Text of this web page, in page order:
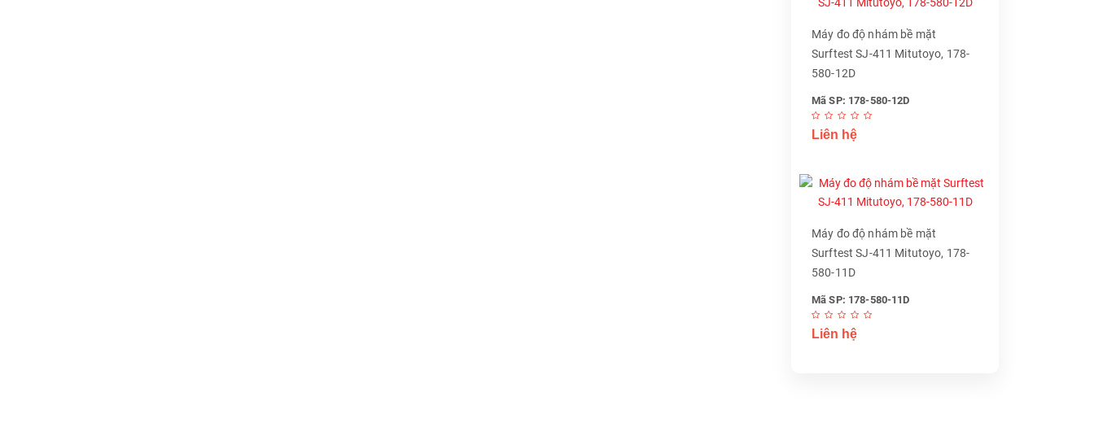
Máy đo độ nhám bề mặt
Surftest SJ-411 Mitutoyo, 178-
580-12D
Mã SP: 178-580-12D
Liên hệ
Máy đo độ nhám bề mặt
Surftest SJ-411 Mitutoyo, 178-
580-11D
Mã SP: 178-580-11D
Liên hệ